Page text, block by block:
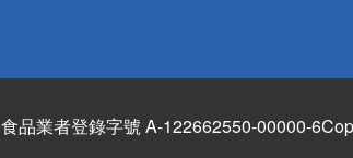
食品業者登錄字號 A-122662550-00000-6